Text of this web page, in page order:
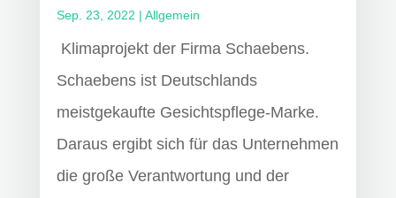
Sep. 23, 2022 | Allgemein
Klimaprojekt der Firma Schaebens.
Schaebens ist Deutschlands
meistgekaufte Gesichtspflege-Marke.
Daraus ergibt sich für das Unternehmen
die große Verantwortung und der